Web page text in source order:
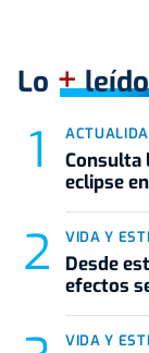
Lo +leído
Consulta
eclipse
VIDA Y
Desde
efectos
VIDA Y